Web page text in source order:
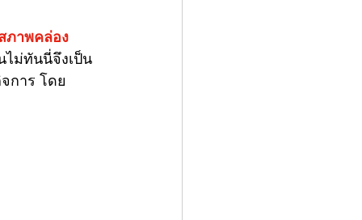
ภาพคล่อง
ไม่ทันนี่จึงเป็น
การ โดย